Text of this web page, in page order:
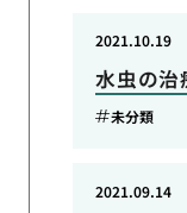
水虫の治
2021.10.19
未分類
2021.09.14